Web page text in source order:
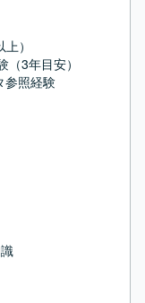
）
3年目安）
参照経験